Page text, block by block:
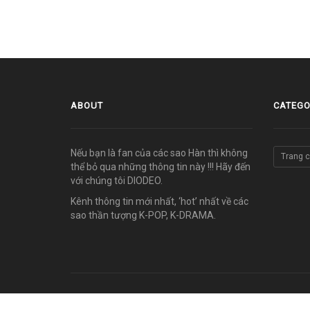
ABOUT
Nếu bạn là fan của các sao Hàn thì không
thể bỏ qua những thông tin này !!! Hãy đến
với chúng tôi DIODEO.
Kênh thông tin mới nhất, ‘hot’ nhất về các
sao thần tượng K-POP, K-DRAMA.
Trang